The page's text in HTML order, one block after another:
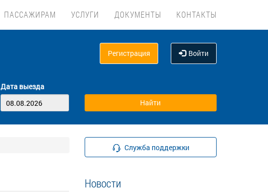
ПАССАЖИРАМ УСЛУГИ ДОКУМЕНТЫ КОНТАКТЫ
Регистрация Войти
Дата выезда
Служба поддержки
Новости